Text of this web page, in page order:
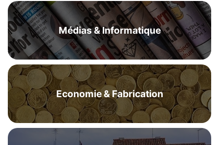
Médias & Informatique
Economie & Fabrication